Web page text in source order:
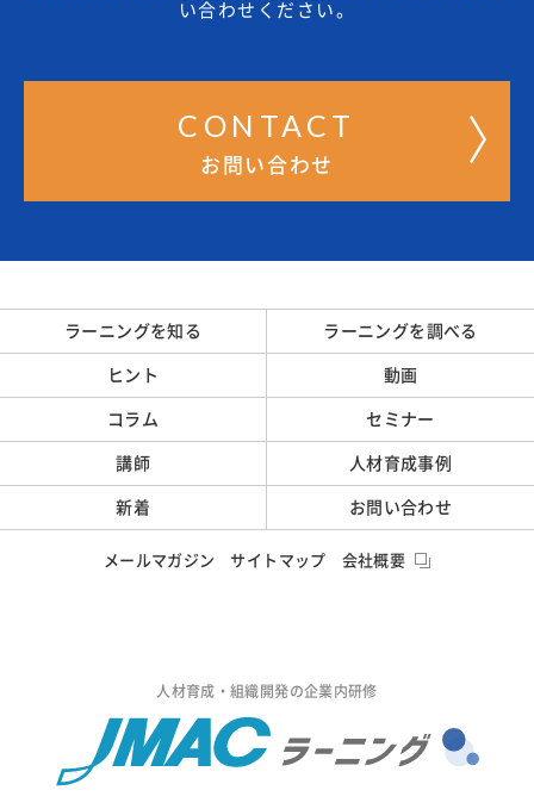
い合わせください。
CONTACT
お問い合わせ
人材育成・組織開発の企業内研修
ラーニングを知る ラーニングを調べる
ヒント 動画
コラム セミナー
講師 人材育成事例
新着 お問い合わせ
メールマガジン サイトマップ 会社概要